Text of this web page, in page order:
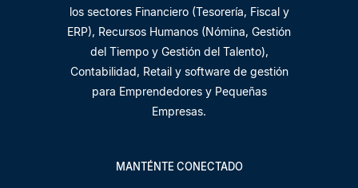
los sectores Financiero (Tesorería, Fiscal y
ERP), Recursos Humanos (Nómina, Gestión
del Tiempo y Gestión del Talento),
Contabilidad, Retail y software de gestión
para Emprendedores y Pequeñas
Empresas.
MANTÉNTE CONECTADO